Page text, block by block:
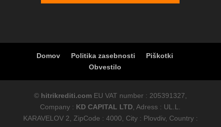
Domov Politika zasebnosti
Piškotki
Obvestilo
© hitrikrediti.comEU VAT number : 205391327,
Company : KD CAPITAL LTD , Adress : UL.L.
KARAVELOV 2, ZipCode : 4000, City : Plovdiv, Country :